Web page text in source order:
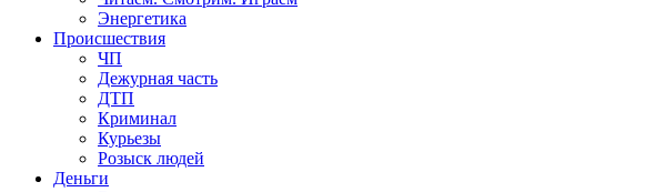
Энергетика
Происшествия
ЧП
Дежурная часть
ДТП
Криминал
Курьезы
Розыск людей
Деньги